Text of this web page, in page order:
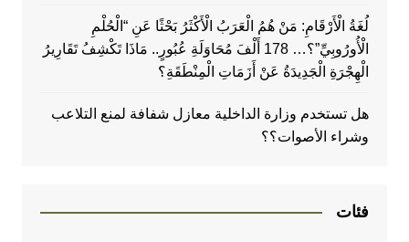
لُغَةُ الْأَرْقَامِ: مَنْ هُمُ الْعَرَبُ الْأَكْثَرُ بَحْثًا عَنِ “الْحُلْمِ
الْأُورُوبِيِّ”؟… 178 أَلْفَ مُحَاوَلَةِ عُبُورٍ.. مَاذَا تَكْشِفُ تَقَارِيرُ
الْهِجْرَةِ الْجَدِيدَةُ عَنْ أَزَمَاتِ الْمِنْطَقَةِ؟
هل تستخدم وزارة الداخلية معازل شفافة لمنع التلاعب
وشراء الأصوات؟؟
فئات